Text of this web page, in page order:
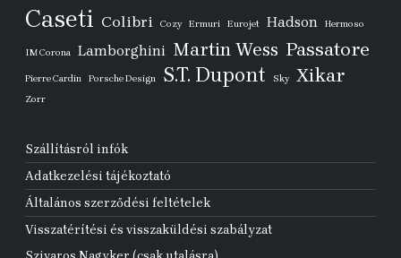
Caseti Colibri Cozy Ermuri Eurojet Hadson Hermoso
IM Corona Lamborghini Martin Wess Passatore
Pierre Cardin Porsche Design S.T. Dupont Sky Xikar
Zorr
Szállításról infók
Adatkezelési tájékoztató
Általános szerződési feltételek
Visszatérítési és visszaküldési szabályzat